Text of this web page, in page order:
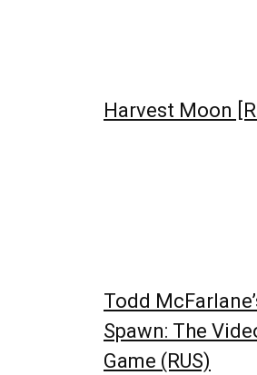
Harvest Moon
Todd
Spawn: The
Game (RUS)